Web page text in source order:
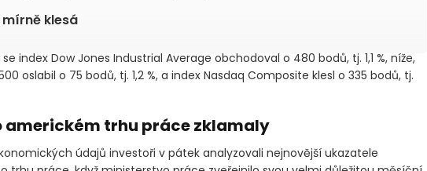
mírně klesá
se index Dow Jones Industrial Average obchodoval o 480 bodů, tj. 1,1 %, níže,
oslabil o 75 bodů, tj. 1,2 %, a index Nasdaq Composite klesl o 335 bodů, tj.
americkém trhu práce zklamaly
údajů investoři v pátek analyzovali nejnovější ukazatele